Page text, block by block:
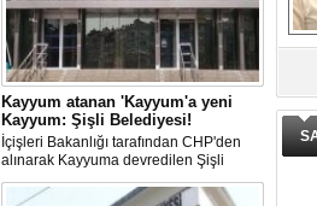
Kayyum atanan 'Kayyum'a yeni
Kayyum: Şişli Belediyesi!
İçişleri Bakanlığı tarafından CHP'den
alınarak Kayyuma devredilen Şişli
Belediyesinde bir hafta içinde 2. kez
Kayyum değişti.